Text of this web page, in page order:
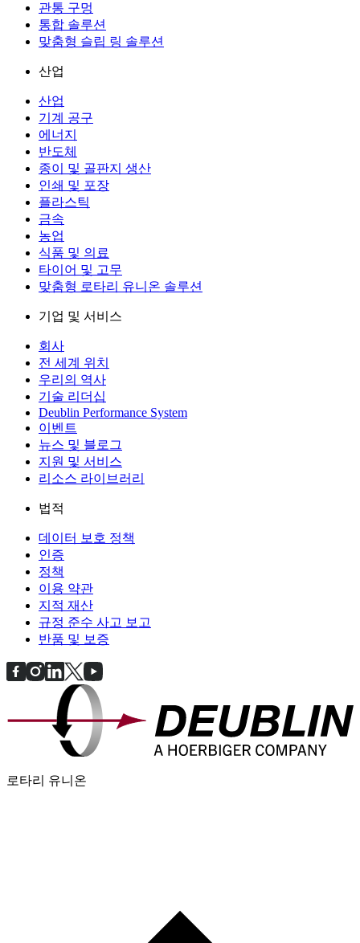
관통 구멍
통합 솔루션
맞춤형 슬립 링 솔루션
산업
산업
기계 공구
에너지
반도체
종이 및 골판지 생산
인쇄 및 포장
플라스틱
금속
농업
식품 및 의료
타이어 및 고무
맞춤형 로타리 유니온 솔루션
기업 및 서비스
회사
전 세계 위치
우리의 역사
기술 리더십
Deublin Performance System
이벤트
뉴스 및 블로그
지원 및 서비스
리소스 라이브러리
법적
데이터 보호 정책
인증
정책
이용 약관
지적 재산
규정 준수 사고 보고
반품 및 보증
로타리 유니온